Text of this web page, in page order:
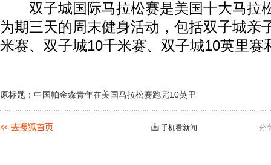
双子城国际马拉松赛是美国十大马拉
为期三天的周末健身活动，包括双子城亲
米赛、双子城10千米赛、双子城10英里赛
原标题：中国帕金森青年在美国马拉松赛跑完10英里
分
手机看新闻